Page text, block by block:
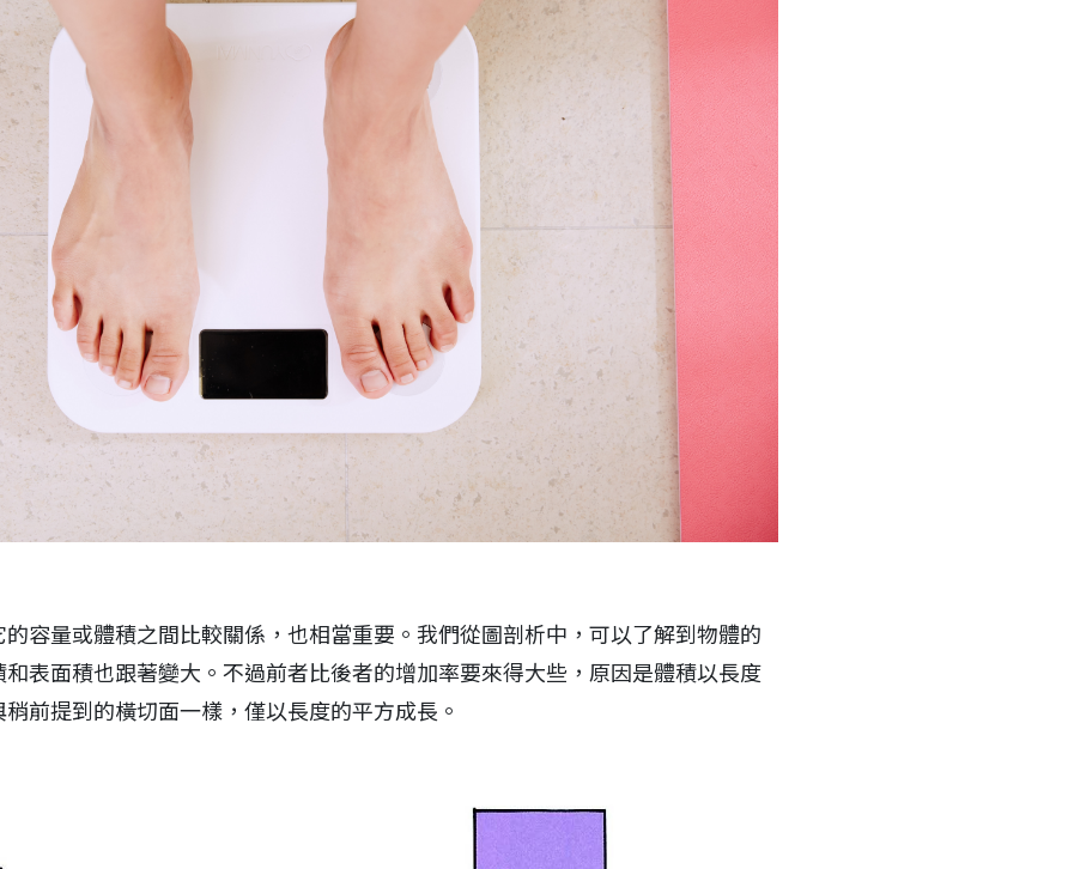
容量或體積之間比較關係，也相當重要。我們從圖剖析中，可以了解到物體的
表面積也跟著變大。不過前者比後者的增加率要來得大些，原因是體積以長度
前提到的橫切面一樣，僅以長度的平方成長。